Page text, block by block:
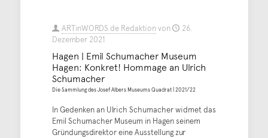
ARTinWORDS.de Redaktionvon
26.
Dezember 2021
Hagen | Emil Schumacher Museum
Hagen: Konkret! Hommage an Ulrich
Schumacher
Die Sammlung des Josef Albers Museums Quadrat | 2021/22
In Gedenken an Ulrich Schumacher widmet das
Emil Schumacher Museum in Hagen seinem
Gründungsdirektor eine Ausstellung zur